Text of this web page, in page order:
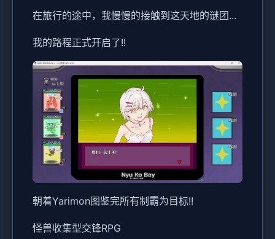
在旅行的途中，我慢慢的接触到这天地的谜团...
我的路程正式开启了!!
朝着Yarimon图鉴完所有制霸为目标!!
怪兽收集型交锋RPG